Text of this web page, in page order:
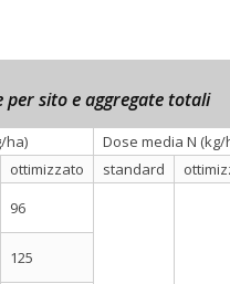
sito e aggregate totali
ha)
Dose media N (kg/
ottimizzato standard
96
125